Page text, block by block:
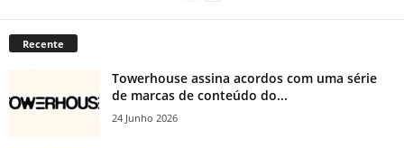
Recente
Towerhouse assina acordos com uma série
de marcas de conteúdo do...
24 Junho 2026